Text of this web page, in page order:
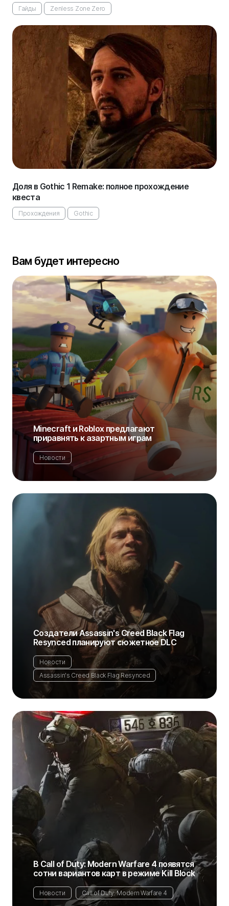
Гайды Zenless Zone Zero
Доля в Gothic 1 Remake: полное прохождение
квеста
Прохождения Gothic
Вам будет интересно
Minecraft и Roblox предлагают
приравнять к азартным играм
Новости
Создатели Assassin's Creed Black Flag
Resynced планируют сюжетное DLC
Новости
Assassin's Creed Black Flag Resynced
В Call of Duty: Modern Warfare 4 появятся
сотни вариантов карт в режиме Kill Block
Новости Call of Duty: Modern Warfare 4